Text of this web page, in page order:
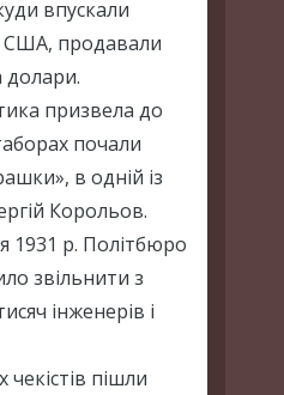
впускали
США, продавали
долари.
призвела до
почали
в одній із
Корольов.
1931 р. Політбюро
звільнити з
інженерів і
пішли